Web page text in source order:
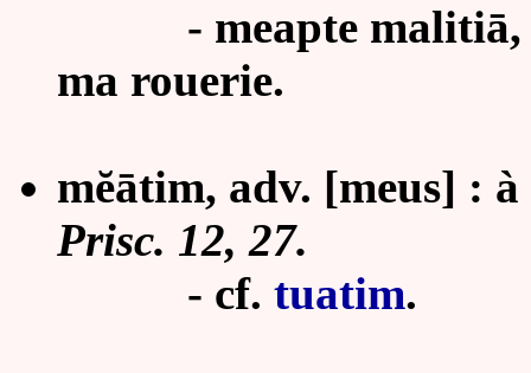
- meapte malitiā,
ma rouerie.
mĕātim, adv. [meus] :
Prisc. 12, 27.
- cf. tuatim.